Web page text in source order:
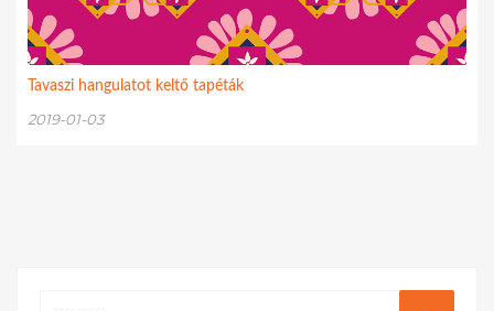
Tavaszi hangulatot keltő tapéták
2019-01-03